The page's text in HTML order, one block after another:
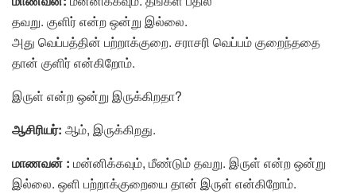
தவறு. குளிர் என்ற ஒன்று இல்லை.
அது வெப்பத்தின் பற்றாக்குறை. சராசரி வெப்பம் குறைந்ததை
தான் குளிர் என்கிறோம்.
இருள் என்ற ஒன்று இருக்கிறதா?
ஆசிரியர்: ஆம், இருக்கிறது.
மாணவன் : மன்னிக்கவும், மீண்டும் தவறு. இருள் என்ற ஒன்று
இல்லை. ஒளி பற்றாக்குறையை தான் இருள் என்கிறோம்.